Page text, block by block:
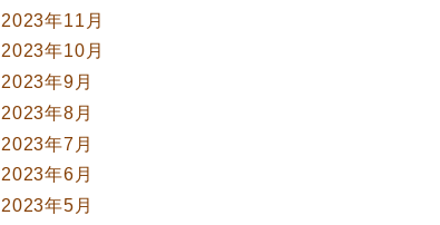
2023年11月
2023年10月
2023年9月
2023年8月
2023年7月
2023年6月
2023年5月